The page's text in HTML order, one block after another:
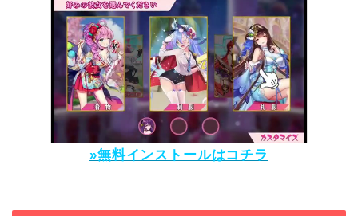
»無料インストールはコチラ